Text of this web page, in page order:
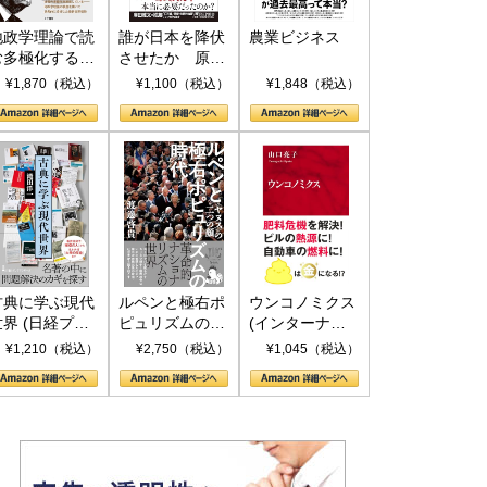
政学理論で読
多極化する世
トランプと
¥1,870（税込）
誰が日本を降伏
させたか 原爆
投下、ソ連参
(PHP新書)
¥1,100（税込）
農業ビジネス
¥1,848（税込）
典に学ぶ現代
界 (日経プレ
アシリーズ)
¥1,210（税込）
ルペンと極右ポ
ピュリズムの時
代：〈ヤヌス〉
¥2,750（税込）
ウンコノミクス
(インターナシ
ョナル新書)
¥1,045（税込）